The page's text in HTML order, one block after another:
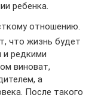
ребенка.
отношению.
что жизнь будет
и редкими
виноват,
а
После такого